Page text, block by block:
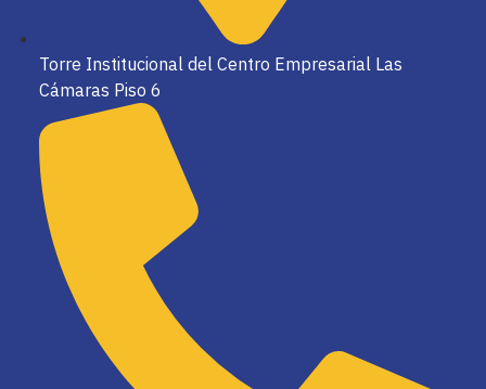
Torre Institucional del Centro Empresarial Las
Cámaras Piso 6